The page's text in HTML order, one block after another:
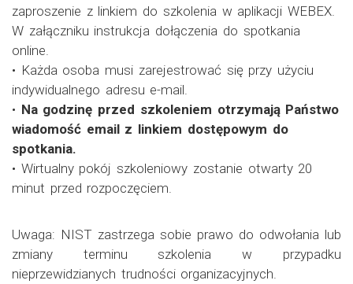
zaproszenie z linkiem do szkolenia w aplikacji WEBEX.
W załączniku instrukcja dołączenia do spotkania
online.
• Każda osoba musi zarejestrować się przy użyciu
indywidualnego adresu e-mail.
• Na godzinę przed szkoleniem otrzymają Państwo
wiadomość email z linkiem dostępowym do
spotkania.
• Wirtualny pokój szkoleniowy zostanie otwarty 20
minut przed rozpoczęciem.
Uwaga: NIST zastrzega sobie prawo do odwołania lub
zmiany terminu szkolenia w przypadku
nieprzewidzianych trudności organizacyjnych.